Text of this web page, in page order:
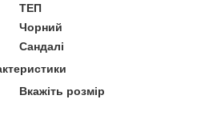
ТЕП
Чорний
Сандалі
Вкажіть розмір